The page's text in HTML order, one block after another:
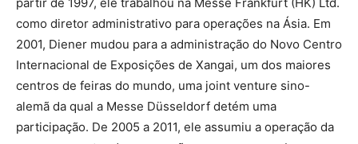
como diretor administrativo para operações na Ásia. Em
2001, Diener mudou para a administração do Novo Centro
Internacional de Exposições de Xangai, um dos maiores
centros de feiras do mundo, uma joint venture sino-
alemã da qual a Messe Düsseldorf detém uma
participação. De 2005 a 2011, ele assumiu a operação da